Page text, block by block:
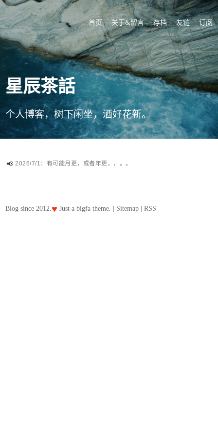
首页 关于&留言 存档 友链 订阅
星辰茶話
个人博客，树下闲坐，酒好花新。
2026/7/1：有可能月更，或者年更，，。。
Blog since 2012.♥ Just abigfa theme. | Sitemap |RSS